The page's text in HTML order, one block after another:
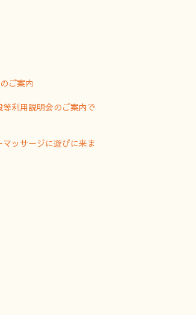
ご案内
利用説明会のご案内で
ッサージに遊びに来ま